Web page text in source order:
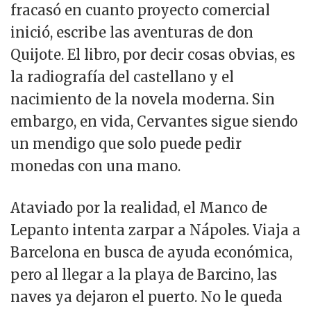
fracasó en cuanto proyecto comercial
inició, escribe las aventuras de don
Quijote. El libro, por decir cosas obvias, es
la radiografía del castellano y el
nacimiento de la novela moderna. Sin
embargo, en vida, Cervantes sigue siendo
un mendigo que solo puede pedir
monedas con una mano.
Ataviado por la realidad, el Manco de
Lepanto intenta zarpar a Nápoles. Viaja a
Barcelona en busca de ayuda económica,
pero al llegar a la playa de Barcino, las
naves ya dejaron el puerto. No le queda